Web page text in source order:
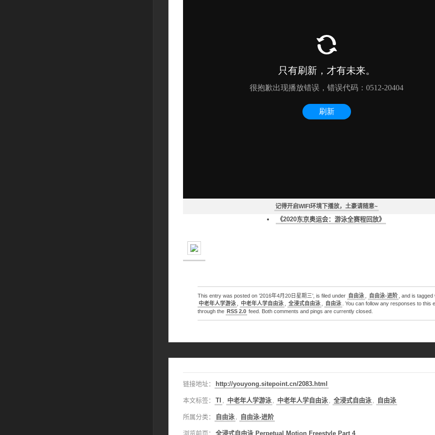
记得开启WIFI环境下播放，土豪请随意~
2020东京奥运会：马拉松游泳男子组10公里全赛程回放
2020东京奥运会：马拉松游泳第1天全赛程回放
《2020东京奥运会：游泳全赛程回放》
This entry was posted on ’2016年4月20日星期三’, is filed under 自由泳 自由泳-进阶 , and is tagged
中老年人学游泳
中老年人学自由泳 全浸式自由泳 自由泳
. You can follow any responses to this
through the RSS 2.0 feed. Both comments and pings are currently closed.
链接地址： http://youyong.sitepoint.cn/2083.html
本文标签： TI , 中老年人学游泳 , 中老年人学自由泳 , 全浸式自由泳 , 自由泳
所属分类： 自由泳 , 自由泳-进阶
浏览前页： 全浸式自由泳 Perpetual Motion Freestyle Part 4